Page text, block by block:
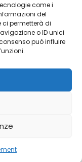
come i
del
permetterà di
o ID unici
può influire